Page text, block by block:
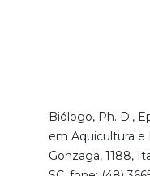
Biólogo, Ph. D.,
em Aquicultura e
Gonzaga, 1188,